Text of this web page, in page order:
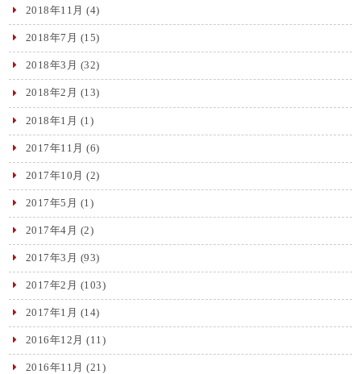
2018年11月 (4)
2018年7月 (15)
2018年3月 (32)
2018年2月 (13)
2018年1月 (1)
2017年11月 (6)
2017年10月 (2)
2017年5月 (1)
2017年4月 (2)
2017年3月 (93)
2017年2月 (103)
2017年1月 (14)
2016年12月 (11)
2016年11月 (21)